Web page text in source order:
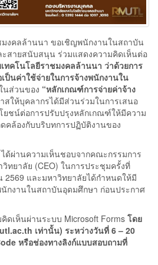
มงคลล้านนา ขอเชิญพนักงานในสถาบัน
สายสนับสนุน ร่วมแสดงความคิดเห็นต่อ
ทคโนโลยีราชมงคลล้านนา ว่าด้วยการ
ป็นค่าใช้จ่ายในการจ้างพนักงานใน
นส่วนของ “หลักเกณฑ์การจ่ายค่าจ้าง
าสให้บุคลากรได้มีส่วนร่วมในการเสนอ
ยชน์ต่อการปรับปรุงหลักเกณฑ์ให้มีความ
คล้องกับบริบทการปฏิบัติงานของ
ด้ผ่านความเห็นชอบจากคณะกรรมการ
ทยาลัย (CEO) ในการประชุมครั้งที่
2569 และมหาวิทยาลัยได้กำหนดให้มี
กงานในสถาบันอุดมศึกษา ก่อนประกาศ
ดเห็นผ่านระบบ Microsoft Forms โดย
เท่านั้น) ระหว่างวันที่ 6 – 20
หรือช่องทางลิงก์แบบสอบถามที่